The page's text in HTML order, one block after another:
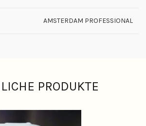
AMSTERDAM PROFESSIONAL
PRODUKTE